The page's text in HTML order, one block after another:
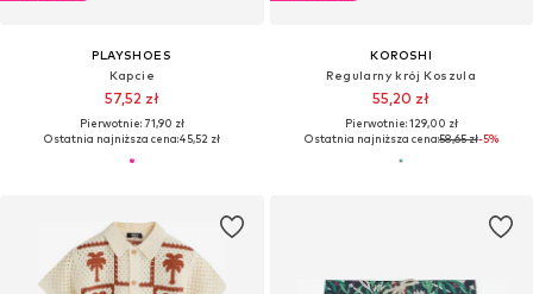
PLAYSHOES
Kapcie
57,52 zł
Pierwotnie: 71,90 zł
Ostatnia najniższa cena:45,52 zł
KOROSHI
Regularny krój Koszula
55,20 zł
Pierwotnie: 129,00 zł
Ostatnia najniższa cena:58,65 zł-5%